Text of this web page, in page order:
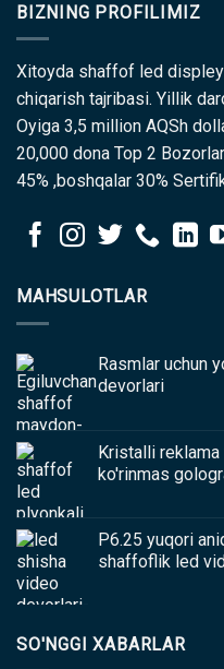
BIZNING PROFILIMIZ
Xitoyda shaffof led
chiqarish tajribasi. Yillik
Oyiga 3,5 million AQSh
20,000 dona Top 2
45% ,boshqalar 30%
MAHSULOTLAR
Rasmlar uchun
devorlari
Kristalli
ko'rinmas
P6.25 yuqori
shaffoflik led
SO'NGGI XABARLAR